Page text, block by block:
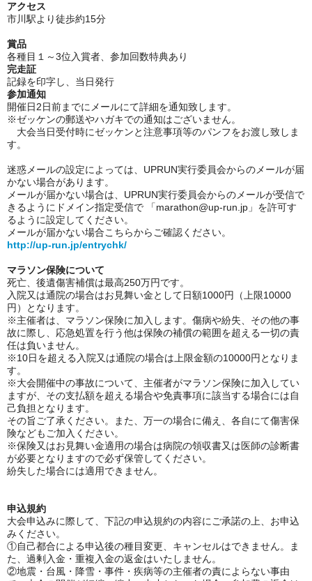
アクセス
市川駅より徒歩約15分
賞品
各種目１～3位入賞者、 参加回数特典あり
完走証
記録を印字し、当日発行
参加通知
開催日2日前までにメールにて詳細を通知致します。
※ゼッケンの郵送やハガキでの通知はございません。
大会当日受付時にゼッケンと注意事項等のパンフをお渡し致しま
す。
迷惑メールの設定によっては、UPRUN実行委員会からのメールが届
かない場合があります。
メールが届かない場合は、UPRUN実行委員会からのメールが受信で
きるようにドメイン指定受信で 「marathon@up-run.jp」を許可す
るように設定してください。
メールが届かない場合こちらからご確認ください。
http://up-run.jp/entrychk/
マラソン保険について
死亡、後遺傷害補償は最高250万円です。
入院又は通院の場合はお見舞い金として日額1000円（上限10000
円）となります。
※主催者は、マラソン保険に加入します。傷病や紛失、その他の事
故に際し、応急処置を行う他は保険の補償の範囲を超える一切の責
任は負いません。
※10日を超える入院又は通院の場合は上限金額の10000円となりま
す。
※大会開催中の事故について、主催者がマラソン保険に加入してい
ますが、その支払額を超える場合や免責事項に該当する場合には自
己負担となります。
その旨ご了承ください。また、万一の場合に備え、各自にて傷害保
険などもご加入ください。
※保険又はお見舞い金適用の場合は病院の領収書又は医師の診断書
が必要となりますので必ず保管してください。
紛失した場合には適用できません。
申込規約
大会申込みに際して、下記の申込規約の内容にご承諾の上、お申込
みください。
①自己都合による申込後の種目変更、キャンセルはできません。ま
た、過剰入金・重複入金の返金はいたしません。
②地震・台風・降雪・事件・疾病等の主催者の責によらない事由